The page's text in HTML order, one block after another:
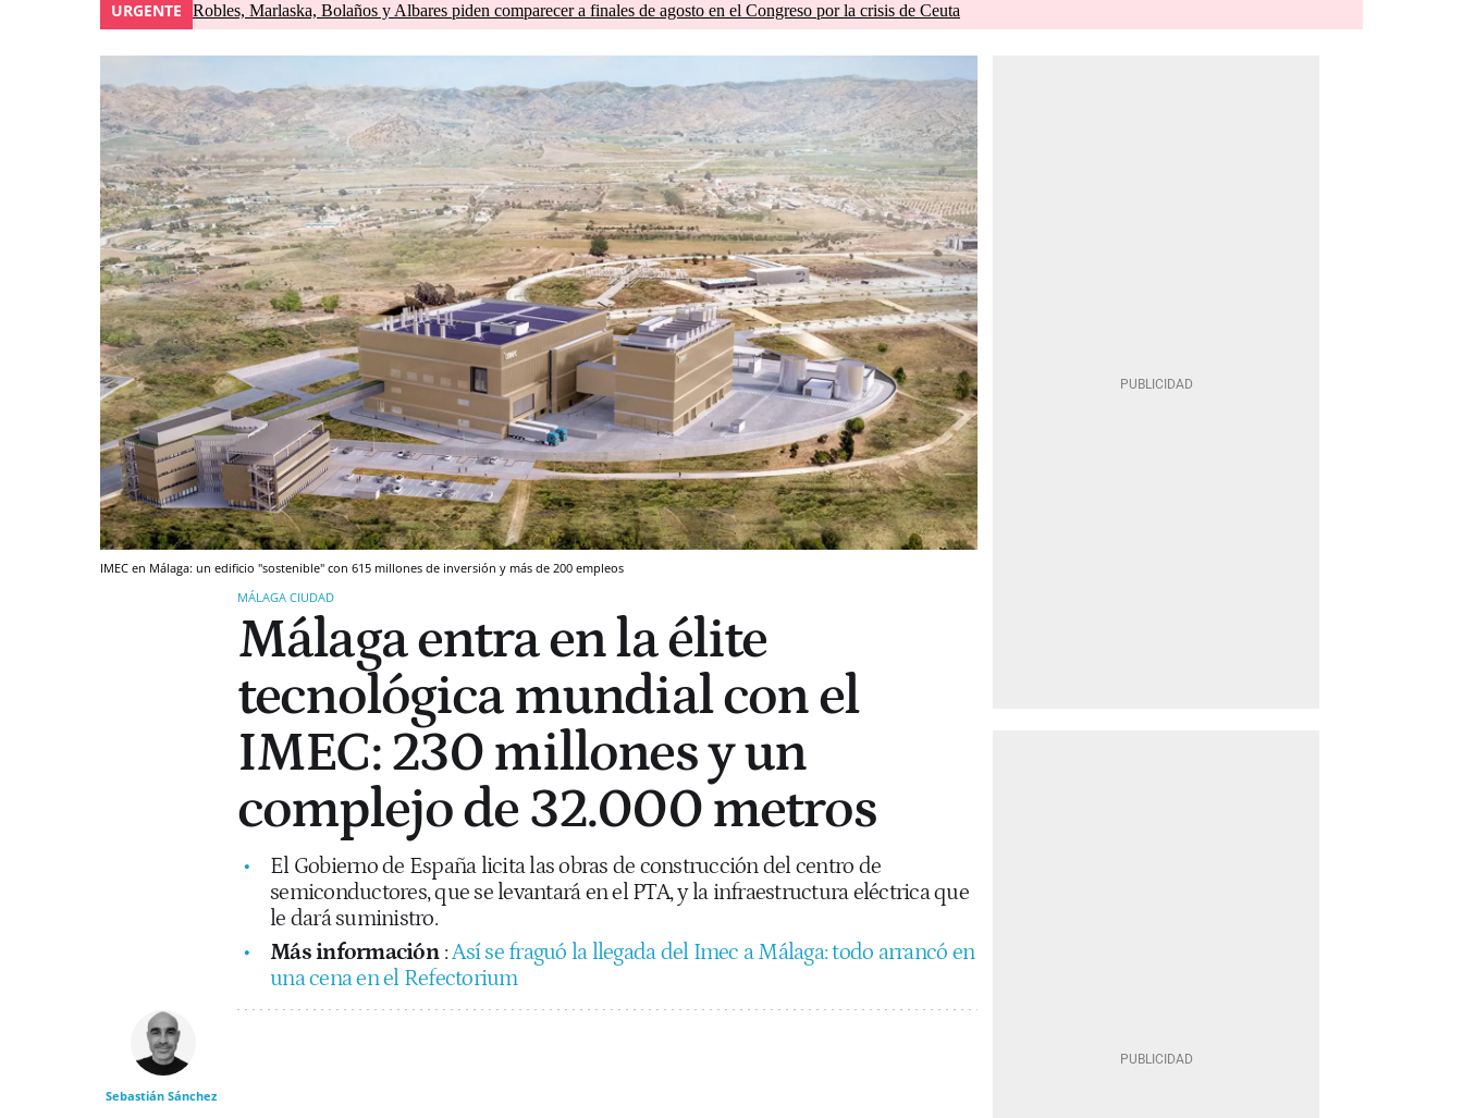
URGENTE Robles, Marlaska, Bolaños y Albares piden comparecer a finales de agosto en el Congreso por la crisis de Ceuta
IMEC en Málaga: un edificio "sostenible" con 615 millones de inversión y más de 200 empleos
MÁLAGA CIUDAD
Málaga entra en la élite
tecnológica mundial con el
IMEC: 230 millones y un
complejo de 32.000 metros
El Gobierno de España licita las obras de construcción del centro de
semiconductores, que se levantará en el PTA, y la infraestructura eléctrica que
le dará suministro.
Más información :Así se fraguó la llegada del Imec a Málaga: todo arrancó en
una cena en el Refectorium
Sebastián Sánchez